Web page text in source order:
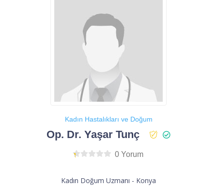
Kadın Hastalıkları ve Doğum
Op. Dr. Yaşar Tunç
0 Yorum
Kadın Doğum Uzmanı - Konya